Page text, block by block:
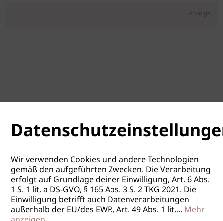
Anzeige
Wir verwenden Cookies und andere Technologien
gemäß den aufgeführten Zwecken. Die Verarbeitung
erfolgt auf Grundlage deiner Einwilligung, Art. 6 Abs.
1 S. 1 lit. a DS-GVO, § 165 Abs. 3 S. 2 TKG 2021. Die
Einwilligung betrifft auch Datenverarbeitungen
außerhalb der EU/des EWR, Art. 49 Abs. 1 lit....Mehr